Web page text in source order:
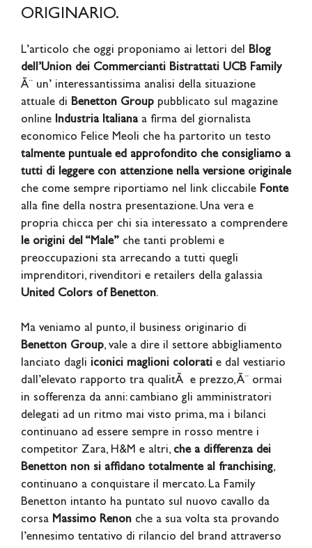
ORIGINARIO.
L’articolo che oggi proponiamo ai lettori del Blog
dell’Union dei Commercianti Bistrattati UCB Family
Ã¨ un’ interessantissima analisi della situazione
attuale di Benetton Group pubblicato sul magazine
online Industria Italianaa firma del giornalista
economico Felice Meoli che ha partorito un testo
talmente puntuale ed approfondito che consigliamo a
tutti di leggere con attenzione nella versione originale
che come sempre riportiamo nel link cliccabile Fonte
alla fine della nostra presentazione. Una vera e
propria chicca per chi sia interessato a comprendere
le origini del “Male” che tanti problemi e
preoccupazioni sta arrecando a tutti quegli
imprenditori, rivenditori e retailers della galassia
United Colors of Benetton.
Ma veniamo al punto, il business originario di
Benetton Group, vale a dire il settore abbigliamento
lanciato dagli iconici maglioni colorati e dal vestiario
dall’elevato rapporto tra qualitÃ e prezzo, Ã¨ ormai
in sofferenza da anni: cambiano gli amministratori
delegati ad un ritmo mai visto prima, ma i bilanci
continuano ad essere sempre in rosso mentre i
competitor Zara, H&M e altri, che a differenza dei
Benetton non si affidano totalmente al franchising,
continuano a conquistare il mercato. La Family
Benetton intanto ha puntato sul nuovo cavallo da
corsa Massimo Renon che a sua volta sta provando
l’ennesimo tentativo di rilancio del brand attraverso